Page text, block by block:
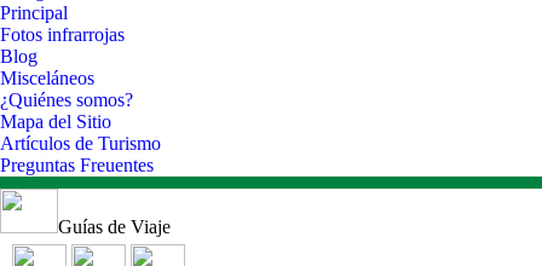
Principal
Fotos infrarrojas
Blog
Misceláneos
¿Quiénes somos?
Mapa del Sitio
Artículos de Turismo
Preguntas Freuentes
Guías de Viaje